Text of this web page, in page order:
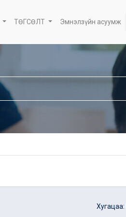
ТӨГСӨЛТ Эмнэлзүйн асуумж
Хугацаа: